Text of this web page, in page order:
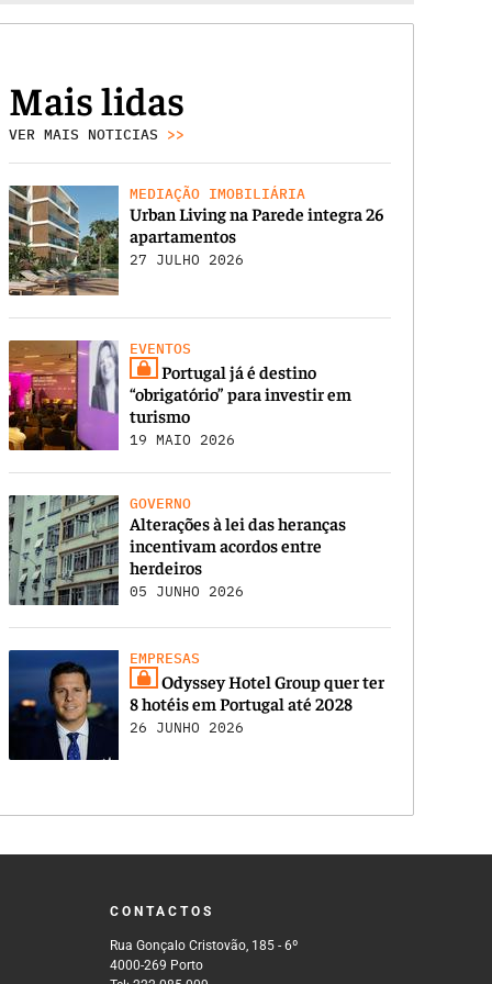
Mais lidas
VER MAIS NOTICIAS >>
MEDIAÇÃO IMOBILIÁRIA
Urban Living na Parede integra 26
apartamentos
27 JULHO 2026
EVENTOS
Portugal já é destino
“obrigatório” para investir em
turismo
19 MAIO 2026
GOVERNO
Alterações à lei das heranças
incentivam acordos entre
herdeiros
05 JUNHO 2026
EMPRESAS
Odyssey Hotel Group quer ter
8 hotéis em Portugal até 2028
26 JUNHO 2026
CONTACTOS
Rua Gonçalo Cristovão, 185 - 6º
4000-269 Porto